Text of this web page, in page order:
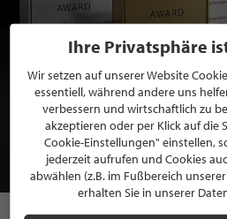
BEWERBEN SIE SICH
MITGLIEDSCHAFT
JETZT GRATIS
Ihre Privatsphäre
Wir setzen auf unserer Website
essentiell, während andere uns
verbessern und wirtschaftlich zu
akzeptieren oder per Klick auf die
Cookie-Einstellungen" einstellen,
jederzeit aufrufen und Cookies
abwählen (z.B. im Fußbereich
erhalten Sie in unserer